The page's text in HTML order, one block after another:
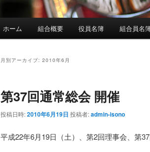
ホーム 組合概要 役員名簿 組合員名
月別アーカイブ: 2010年6月
第37回通常総会 開催
投稿日時:2010年6月19日 投稿者:admin-isono
平成22年6月19日（土）、第2回理事会、第